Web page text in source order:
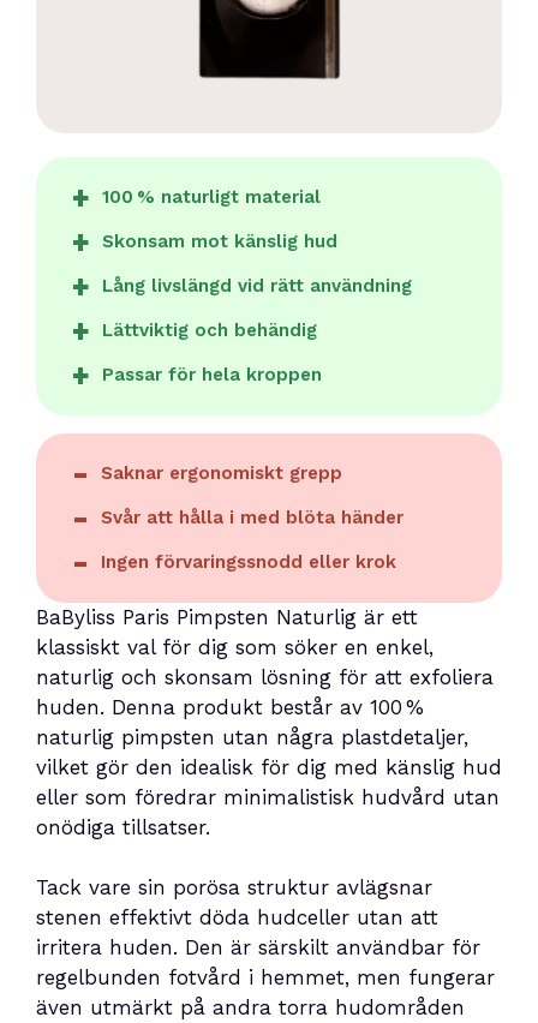
100 % naturligt material
Skonsam mot känslig hud
Lång livslängd vid rätt användning
Lättviktig och behändig
Passar för hela kroppen
Saknar ergonomiskt grepp
Svår att hålla i med blöta händer
Ingen förvaringssnodd eller krok
BaByliss Paris Pimpsten Naturlig är ett
klassiskt val för dig som söker en enkel,
naturlig och skonsam lösning för att exfoliera
huden. Denna produkt består av 100 %
naturlig pimpsten utan några plastdetaljer,
vilket gör den idealisk för dig med känslig hud
eller som föredrar minimalistisk hudvård utan
onödiga tillsatser.
Tack vare sin porösa struktur avlägsnar
stenen effektivt döda hudceller utan att
irritera huden. Den är särskilt användbar för
regelbunden fotvård i hemmet, men fungerar
även utmärkt på andra torra hudområden